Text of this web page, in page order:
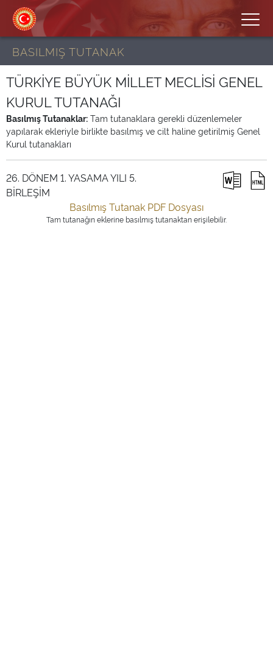
BASILMIŞ TUTANAK
TÜRKİYE BÜYÜK MİLLET MECLİSİ GENEL
KURUL TUTANAĞI
Basılmış Tutanaklar: Tam tutanaklara gerekli düzenlemeler
yapılarak ekleriyle birlikte basılmış ve cilt haline getirilmiş Genel
Kurul tutanakları
26. DÖNEM 1. YASAMA YILI 5.
BİRLEŞİM
Basılmış Tutanak PDF Dosyası
Tam tutanağın eklerine basılmış tutanaktan erişilebilir.